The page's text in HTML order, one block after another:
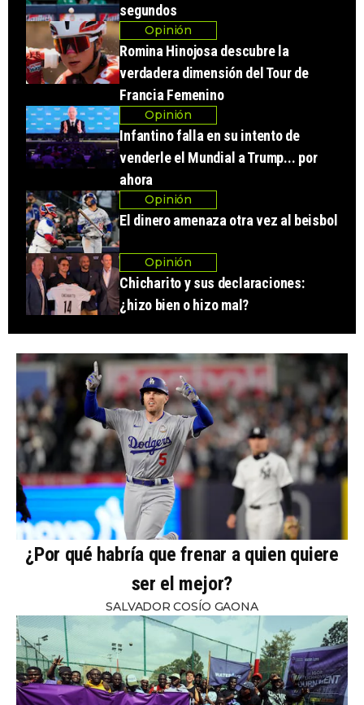
segundos
Opinión
Romina Hinojosa descubre la
verdadera dimensión del Tour de
Francia Femenino
Opinión
Infantino falla en su intento de
venderle el Mundial a Trump... por
ahora
Opinión
El dinero amenaza otra vez al beisbol
Opinión
Chicharito y sus declaraciones:
¿hizo bien o hizo mal?
¿Por qué habría que frenar a quien quiere
ser el mejor?
SALVADOR COSÍO GAONA